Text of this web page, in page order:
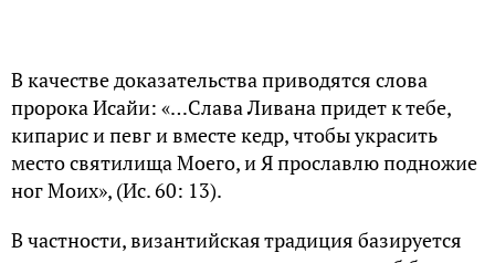
В качестве доказательства приводятся слова
пророка Исайи: «…Слава Ливана придет к тебе,
кипарис и певг и вместе кедр, чтобы украсить
место святилища Моего, и Я прославлю подножие
ног Моих», (Ис. 60: 13).
В частности, византийская традиция базируется